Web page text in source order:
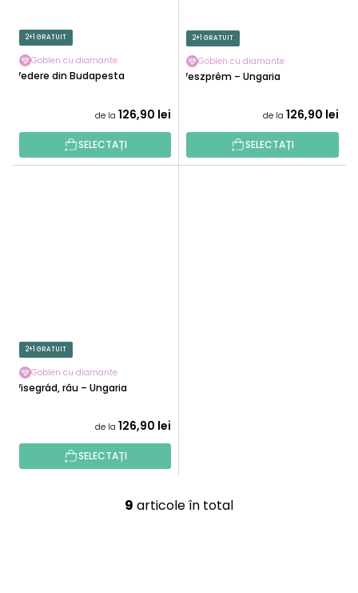
2+1 GRATUIT
Goblen cu diamante
Vedere din Budapesta
de la 126,90 lei
SELECTAȚI
2+1 GRATUIT
Goblen cu diamante
Veszprém – Ungaria
de la 126,90 lei
SELECTAȚI
2+1 GRATUIT
Goblen cu diamante
Visegrád, râu – Ungaria
de la 126,90 lei
SELECTAȚI
C
9 articole în total